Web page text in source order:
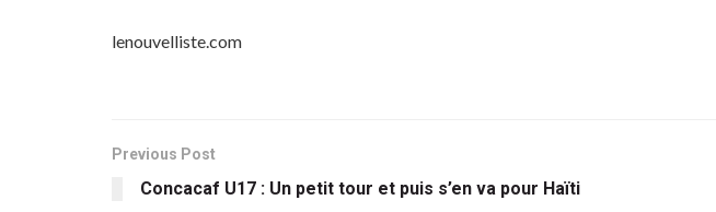
lenouvelliste.com
Previous Post
Concacaf U17 : Un petit tour et puis s’en va pour Haïti